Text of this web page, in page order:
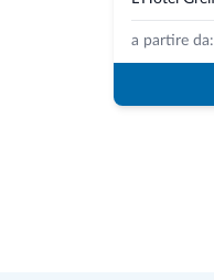
a partire da: